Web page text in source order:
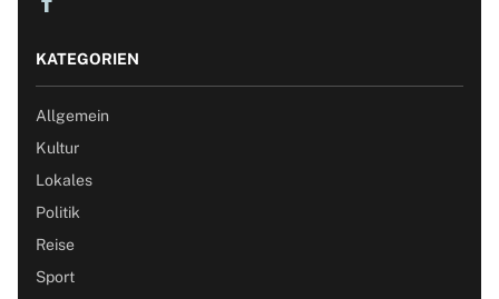
KATEGORIEN
Allgemein
Kultur
Lokales
Politik
Reise
Sport